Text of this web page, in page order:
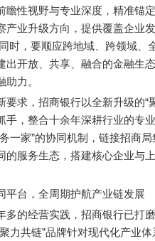
瞻性视野与专业深度，精准锚
产业升级方向，提供覆盖企业
时，要顺应跨地域、跨领域、
出开放、共享、融合的金融生
助力。
求，招商银行以全新升级的“
手，整合十余年深耕行业的专
一家”的协同机制，链接招商
的服务生态，搭建核心企业与
台，全周期护航产业链发展
的经营实践，招商银行已打磨
力共链”品牌针对现代化产业